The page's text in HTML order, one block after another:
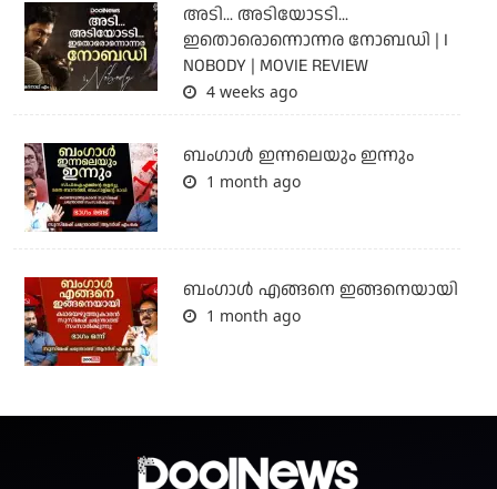
അടി... അടിയോടടി...
ഇതൊരൊന്നൊന്നര നോബഡി | I
NOBODY | MOVIE REVIEW
4 weeks ago
ബംഗാള്‍ ഇന്നലെയും ഇന്നും
1 month ago
ബം​ഗാൾ എങ്ങനെ ഇങ്ങനെയായി
1 month ago